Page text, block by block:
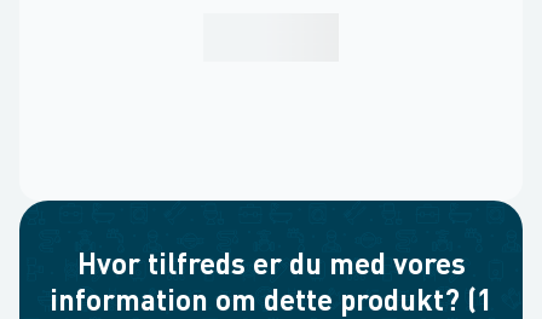
Hvor tilfreds er du med vores
information om dette produkt? (1